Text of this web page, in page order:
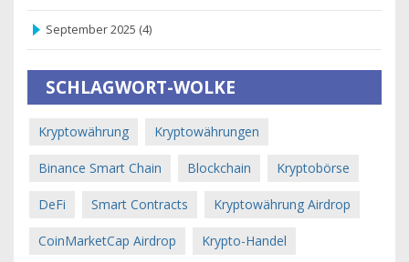
September 2025 (4)
SCHLAGWORT-WOLKE
Kryptowährung Kryptowährungen
Binance Smart Chain Blockchain Kryptobörse
DeFi Smart Contracts Kryptowährung Airdrop
CoinMarketCap Airdrop Krypto-Handel